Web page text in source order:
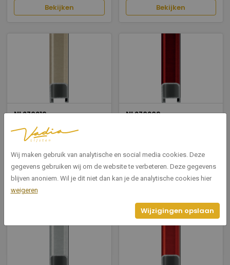
Bekijken Bekijken
NI 270219
Hoogte: 28
Bekijken
NI 270209
Hoogte: 28
Bekijken
Wij maken gebruik van analytische en social media cookies. Deze
gegevens gebruiken wij om de website te verbeteren. Deze gegevens
blijven anoniem. Wil je dit niet dan kan je de analytische cookies hier
weigeren
Wijzigingen opslaan